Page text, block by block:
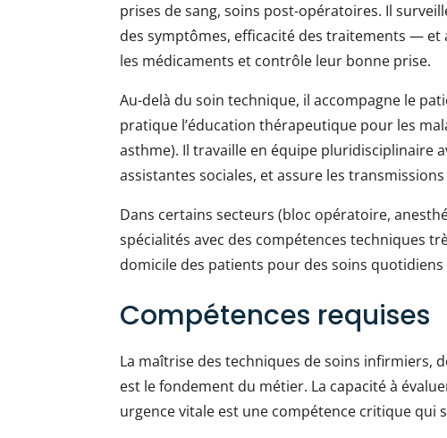
prises de sang, soins post-opératoires. Il
des symptômes, efficacité des traitements —
les médicaments et contrôle leur bonne prise.
Au-delà du soin technique, il accompagne le
pratique l’éducation thérapeutique pour les
asthme). Il travaille en équipe pluridisciplinaire
assistantes sociales, et assure les
Dans certains secteurs (bloc opératoire,
spécialités avec des compétences techniques
domicile des patients pour des soins
Compétences requises
La maîtrise des techniques de soins infirmiers,
est le fondement du métier. La capacité à
urgence vitale est une compétence critique qui